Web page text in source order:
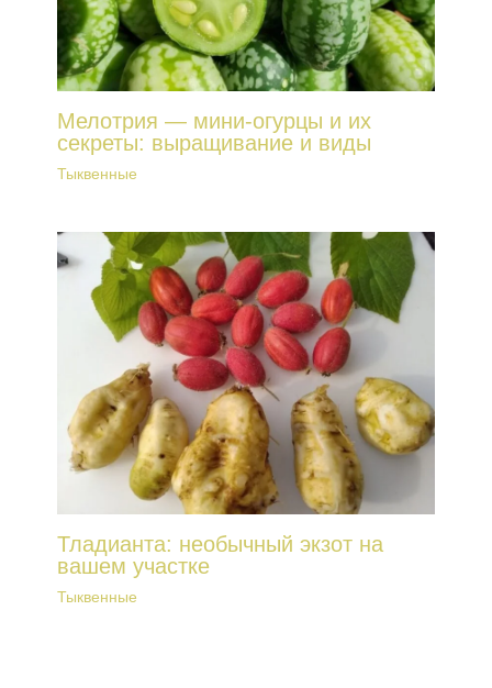
Мелотрия — мини-огурцы и их
секреты: выращивание и виды
Тыквенные
Тладианта: необычный экзот на
вашем участке
Тыквенные